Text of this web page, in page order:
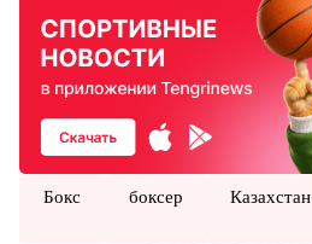
Бокс боксер Казахстан